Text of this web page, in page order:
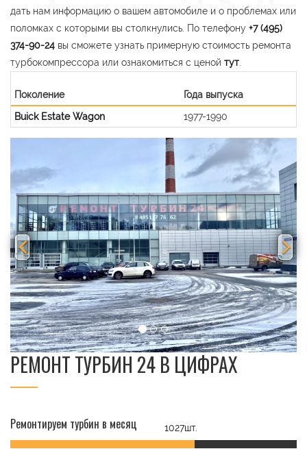
дать нам информацию о вашем автомобиле и о проблемах или
поломках с которыми вы столкнулись. По телефону +7 (495)
374-90-24 вы сможете узнать примерную стоимость ремонта
турбокомпрессора или ознакомиться с ценой тут
Поколение
Года выпуска
Buick Estate Wagon
1977-1990
РЕМОНТ ТУРБИН 24 В ЦИФРАХ
Ремонтируем турбин в месяц 1027шт.